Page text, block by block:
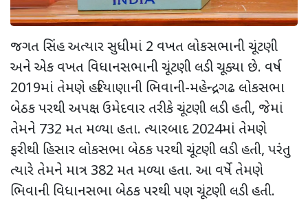
જગત સિંહ અત્યાર સુધીમાં 2 વખત લોકસભાની ચૂંટણી
અને એક વખત વિધાનસભાની ચૂંટણી લડી ચૂક્યા છે. વર્ષ
2019માં તેમણે હરિયાણાની ભિવાની-મહેન્દ્રગઢ લોકસભા
બેઠક પરથી અપક્ષ ઉમેદવાર તરીકે ચૂંટણી લડી હતી, જેમાં
તેમને 732 મત મળ્યા હતા. ત્યારબાદ 2024માં તેમણે
ફરીથી હિસાર લોકસભા બેઠક પરથી ચૂંટણી લડી હતી, પરંતુ
ત્યારે તેમને માત્ર 382 મત મળ્યા હતા. આ વર્ષે તેમણે
ભિવાની વિધાનસભા બેઠક પરથી પણ ચૂંટણી લડી હતી.